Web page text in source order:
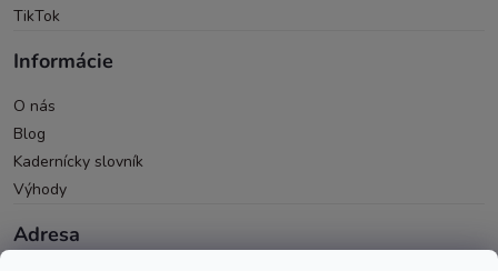
TikTok
Informácie
O nás
Blog
Kadernícky slovník
Výhody
Adresa